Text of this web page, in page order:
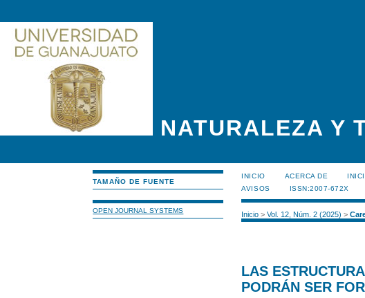
NATURALEZA Y
TAMAÑO DE FUENTE
OPEN JOURNAL SYSTEMS
INICIO ACERCA DE
AVISOS
ISSN:2007-672X
Inicio >Vol. 12, Núm. 2 (2025) >
LAS
PODRÁN SER